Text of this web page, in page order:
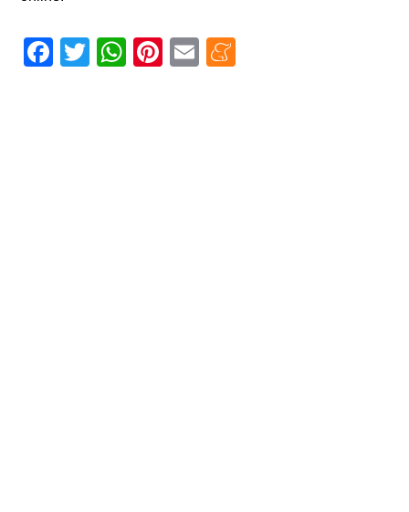
Facebook
TwitterWhatsApp
Pinterest
Email